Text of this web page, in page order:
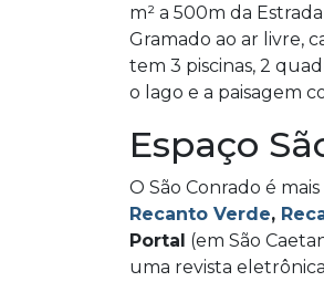
m² a 500m da
Gramado ao ar livre,
tem 3 piscinas, 2
o lago e a paisagem
Espaço
O São Conrado é
Recanto Verde,
Portal (em São
uma revista